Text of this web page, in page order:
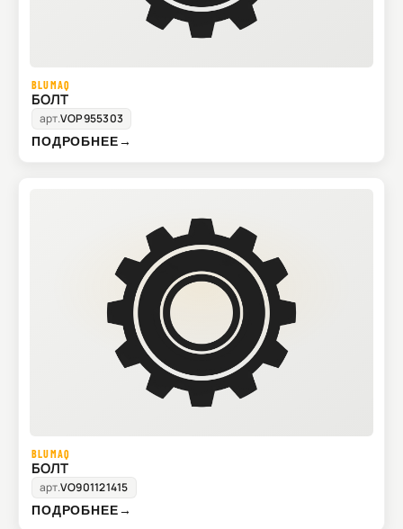
BLUMAQ
БОЛТ
арт.VOP955303
ПОДРОБНЕЕ→
BLUMAQ
БОЛТ
арт.VO901121415
ПОДРОБНЕЕ→